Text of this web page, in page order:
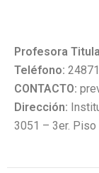
Profesora
Teléfono:
CONTACTO:
Dirección:
3051 – 3er. Piso